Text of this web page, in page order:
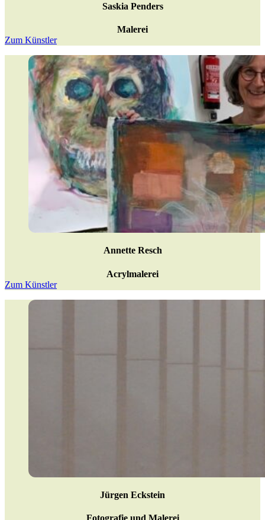
Saskia Penders
Malerei
Zum Künstler
Annette Resch
Acrylmalerei
Zum Künstler
Jürgen Eckstein